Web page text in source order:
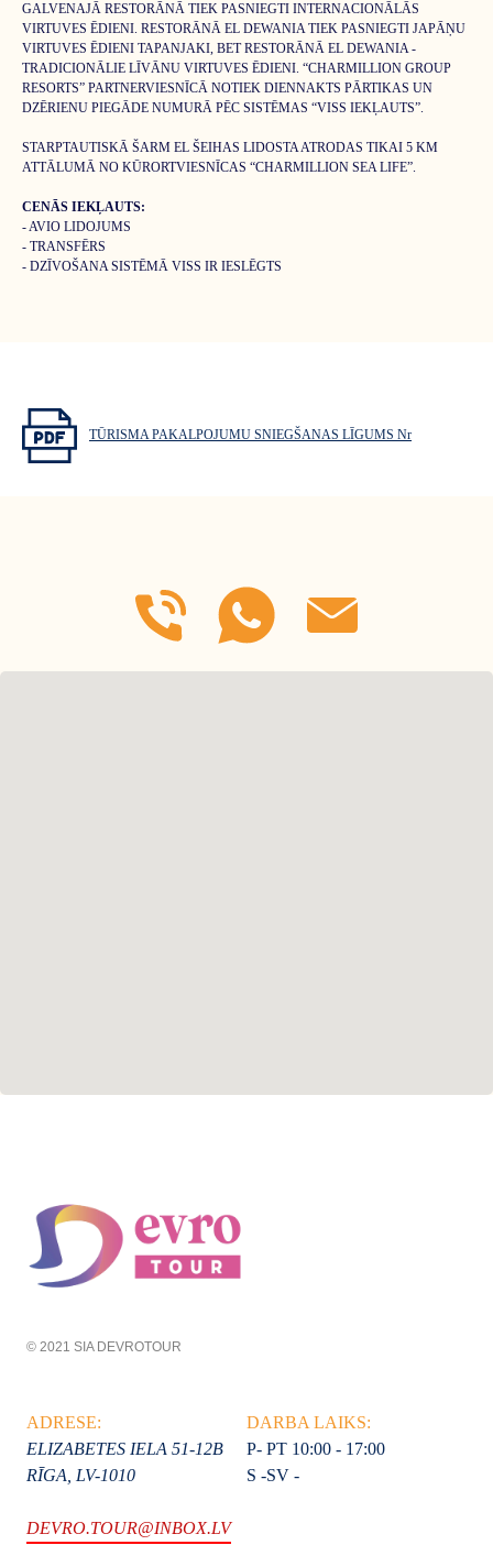
GALVENAJĀ RESTORĀNĀ TIEK PASNIEGTI INTERNACIONĀLĀS
VIRTUVES ĒDIENI. RESTORĀNĀ EL DEWANIA TIEK PASNIEGTI JAPĀŅU
VIRTUVES ĒDIENI TAPANJAKI, BET RESTORĀNĀ EL DEWANIA -
TRADICIONĀLIE LĪVĀNU VIRTUVES ĒDIENI. “CHARMILLION GROUP
RESORTS” PARTNERVIESNĪCĀ NOTIEK DIENNAKTS PĀRTIKAS UN
DZĒRIENU PIEGĀDE NUMURĀ PĒC SISTĒMAS “VISS IEKĻAUTS”.
STARPTAUTISKĀ ŠARM EL ŠEIHAS LIDOSTA ATRODAS TIKAI 5 KM
ATTĀLUMĀ NO KŪRORTVIESNĪCAS “CHARMILLION SEA LIFE”.
CENĀS IEKĻAUTS:
- AVIO LIDOJUMS
- TRANSFĒRS
- DZĪVOŠANA SISTĒMĀ VISS IR IESLĒGTS
TŪRISMA PAKALPOJUMU SNIEGŠANAS LĪGUMS Nr
© 2021 SIA DEVROTOUR
ADRESE:
ELIZABETES IELA 51-12B
RĪGA, LV-1010
DEVRO.TOUR@INBOX.LV
DARBA LAIKS:
P- PT 10:00 - 17:00
S -SV -